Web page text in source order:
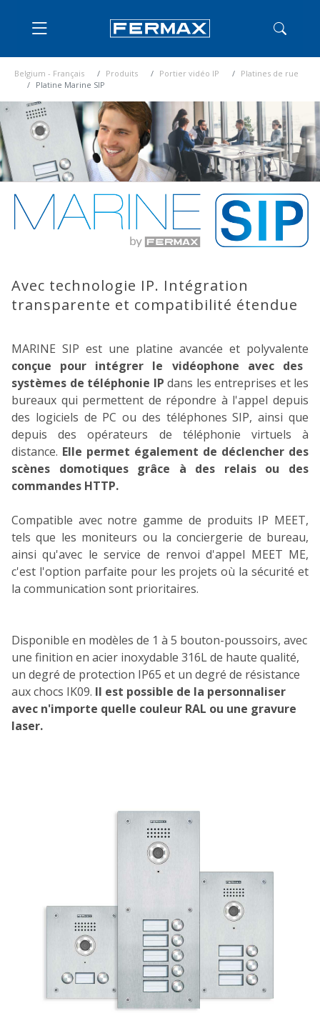
Belgium - Français Produits Portier vidéo IP
Platines de rue
Platine Marine SIP
Avec technologie IP. Intégration
transparente et compatibilité étendue
MARINE SIP est une platine avancée et polyvalente
conçue pour intégrer le vidéophone avec des
systèmes de téléphonie IP dans les entreprises et les
bureaux qui permettent de répondre à l'appel depuis
des logiciels de PC ou des téléphones SIP, ainsi que
depuis des opérateurs de téléphonie virtuels à
distance. Elle permet également de déclencher des
scènes domotiques grâce à des relais ou des
commandes HTTP.
Compatible avec notre gamme de produits IP MEET,
tels que les moniteurs ou la conciergerie de bureau,
ainsi qu'avec le service de renvoi d'appel MEET ME,
c'est l'option parfaite pour les projets où la sécurité et
la communication sont prioritaires.
Disponible en modèles de 1 à 5 bouton-poussoirs, avec
une finition en acier inoxydable 316L de haute qualité,
un degré de protection IP65 et un degré de résistance
aux chocs IK09. Il est possible de la personnaliser
avec n'importe quelle couleur RAL ou une gravure
laser.